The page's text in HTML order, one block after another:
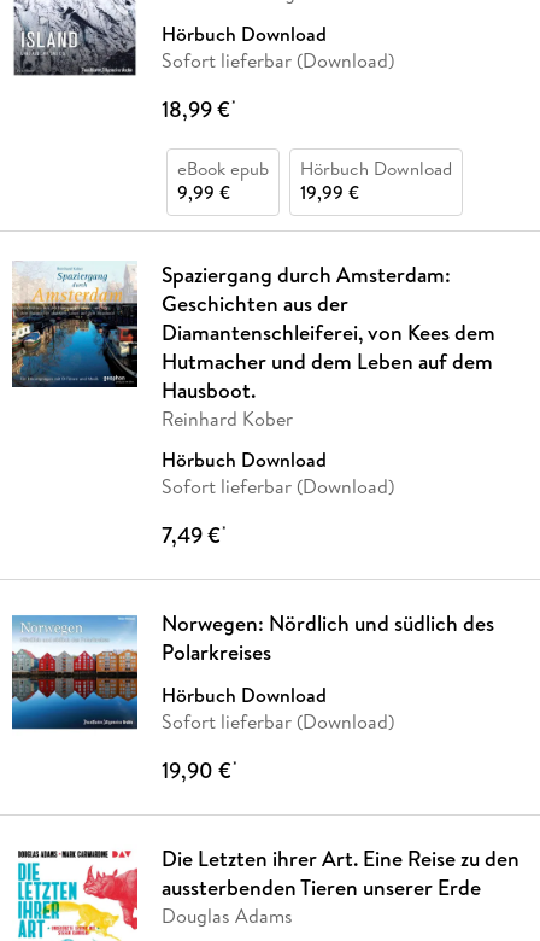
Hörbuch Download
Sofort lieferbar (Download)
18,99 €*
eBook epub
9,99 €
Hörbuch Download
19,99 €
Spaziergang durch Amsterdam:
Geschichten aus der
Diamantenschleiferei, von Kees dem
Hutmacher und dem Leben auf dem
Hausboot.
Reinhard Kober
Hörbuch Download
Sofort lieferbar (Download)
7,49 €*
Norwegen: Nördlich und südlich des
Polarkreises
Hörbuch Download
Sofort lieferbar (Download)
19,90 €*
Die Letzten ihrer Art. Eine Reise zu den
aussterbenden Tieren unserer Erde
Douglas Adams